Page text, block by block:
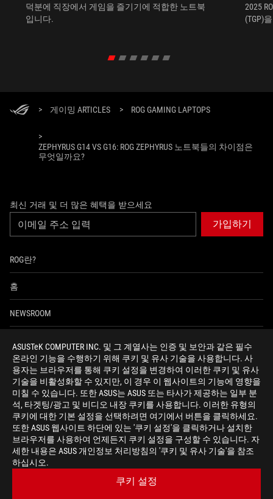
ASUSTeK COMPUTER INC. 및 그 계열사는 인증 및 보안과 같은 필수
온라인 기능을 수행하기 위해 쿠키 및 유사 기술을 사용합니다. 사
용자는 브라우저를 통해 쿠키 설정을 변경하여 이러한 쿠키 및 유사
기술을 비활성화할 수 있지만, 이 경우 이 웹사이트의 기능에 영향을
미칠 수 있습니다. 또한 ASUS는 ASUS 또는 타사가 제공하는 일부 분
석, 타겟팅/광고 및 비디오 내장 쿠키를 사용합니다. 이러한 유형의
쿠키에 대한 기본 설정을 선택하려면 여기에서 버튼을 클릭하세요.
또한 ASUS 웹사이트 하단에 있는 '쿠키 설정'을 클릭하거나 설치한
브라우저를 사용하여 언제든지 쿠키 설정을 구성할 수 있습니다. 자
세한 내용은 ASUS 개인정보 처리방침의 '쿠키 및 유사 기술'을 참조
하십시오.
쿠키 설정
덕분에 직장에서 게임을 즐기기에 적합한 노트북
입니다.
2025
(TGP)
> 게이밍 ARTICLES > ROG GAMING LAPTOPS
>
ZEPHYRUS G14 VS G16: ROG ZEPHYRUS 노트북들의 차이점은
무엇일까요?
최신 거래 및 더 많은 혜택을 받으세요
가입하기
ROG란?
홈
NEWSROOM
facebooktwitteryoutubeinstagram
상호명: 주식회사 비원시스템 | 대표자명: 정훈락 | 사업자등록번호:
106-86-74236 | 주소: 서울특별시 강서구 공항대로46길 13-20 (화곡동) |
통신판매신고번호: 제 2022-서울강서-2530 호
Korea/한국어